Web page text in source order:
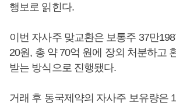
행보로 읽힌다.
이번 자사주 맞교환은 보통주 37만
20원, 총 약 70억 원에 장외 처분하고
받는 방식으로 진행됐다.
거래 후 동국제약의 자사주 보유량은